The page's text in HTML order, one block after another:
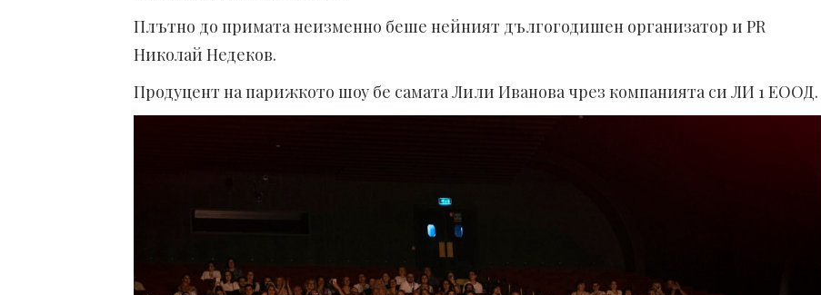
Плътно до примата неизменно беше нейният дългогодишен организатор и PR
Николай Недеков.
Продуцент на парижкото шоу бе самата Лили Иванова чрез компанията си ЛИ 1 ЕООД.